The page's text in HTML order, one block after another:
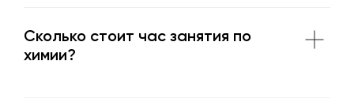
Сколько стоит час занятия по
химии?